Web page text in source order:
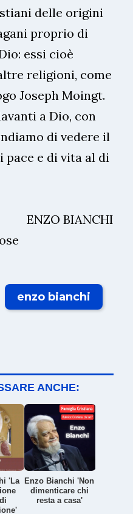
delle origini
proprio di
essi cioè
religioni, come
Joseph Moingt.
a Dio, con
di vedere il
pace e di vita al di
ENZO BIANCHI
enzo bianchi
ANCHE:
'La
Enzo Bianchi 'Non
dimenticare chi
resta a casa'